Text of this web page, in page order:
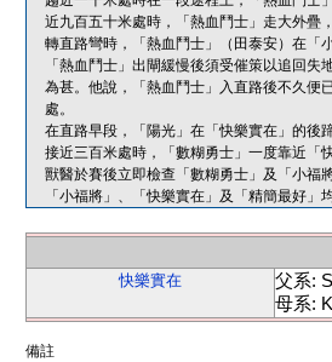
近九百五十米處時，「熱血鬥士」走大外疊
轉直路彎時，「熱血鬥士」（田泰安）在「
「熱血鬥士」出閘緩慢後須受催策以追回
為甚。他說，「熱血鬥士」入直路後不久便
處。
在直路早段，「陽光」在「快樂實在」的後
接近三百米處時，「數糊勇士」一度靠近「
獸醫於賽後立即檢查「數糊勇士」及「小福
「小福將」、「快樂實在」及「精簡最好」
快樂實在
父系:
母系:
備註